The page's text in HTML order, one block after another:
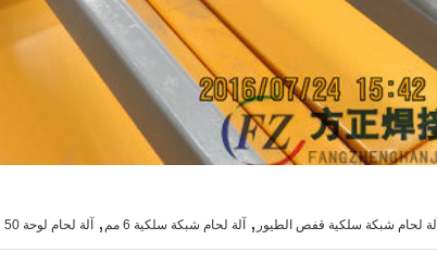
آلة لحام شبكة سلكية قفص الطيور , آلة لحام شبكة سلكية 6 مم , آلة لحام لوحة 50 × 50 مم